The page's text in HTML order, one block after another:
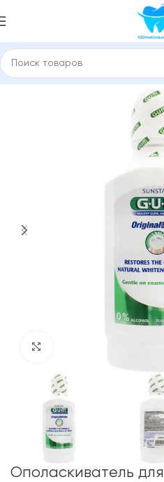
Зубные пасты и средства
Ополаскиватель